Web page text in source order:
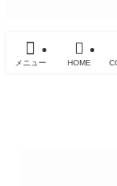
メニュー HOME